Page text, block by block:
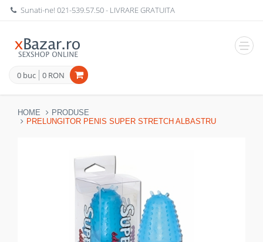
Sunati-ne!021-539.57.50- LIVRARE GRATUITA
0 buc 0 RON
HOME
PRODUSE
PRELUNGITOR PENIS SUPER STRETCH ALBASTRU